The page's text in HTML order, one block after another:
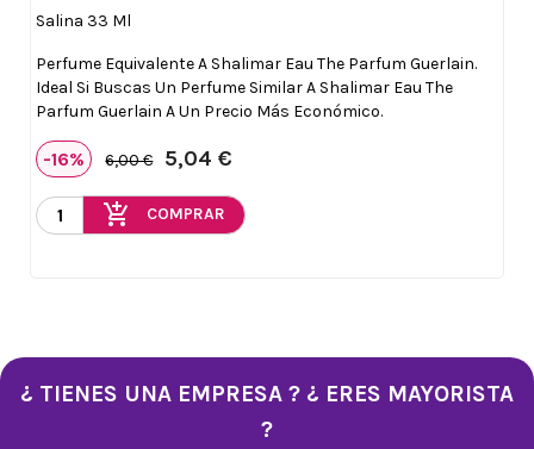
Salina 33 Ml
Perfume Equivalente A Shalimar Eau The Parfum Guerlain.
Ideal Si Buscas Un Perfume Similar A Shalimar Eau The
Parfum Guerlain A Un Precio Más Económico.
-16% 6,00 € 5,04 €
add_shopping_cart COMPRAR
¿ TIENES UNA EMPRESA ? ¿ ERES MAYORISTA
?